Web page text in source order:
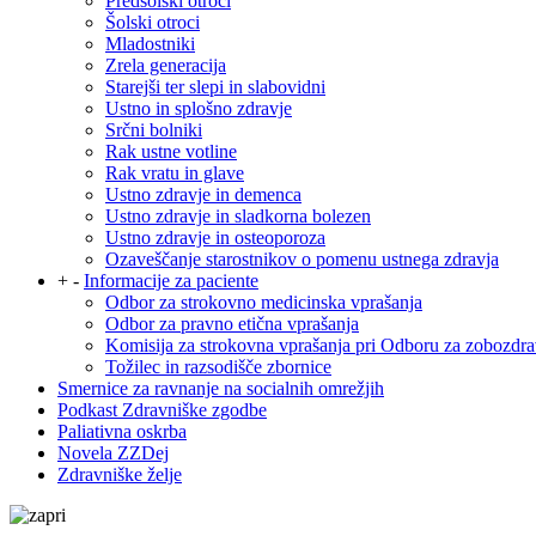
Šolski otroci
Mladostniki
Zrela generacija
Starejši ter slepi in slabovidni
Ustno in splošno zdravje
Srčni bolniki
Rak ustne votline
Rak vratu in glave
Ustno zdravje in demenca
Ustno zdravje in sladkorna bolezen
Ustno zdravje in osteoporoza
Ozaveščanje starostnikov o pomenu ustnega zdravja
+ - Informacije za paciente
Odbor za strokovno medicinska vprašanja
Odbor za pravno etična vprašanja
Komisija za strokovna vprašanja pri Odboru za
Tožilec in razsodišče zbornice
Smernice za ravnanje na socialnih omrežjih
Podkast Zdravniške zgodbe
Paliativna oskrba
Novela ZZDej
Zdravniške želje